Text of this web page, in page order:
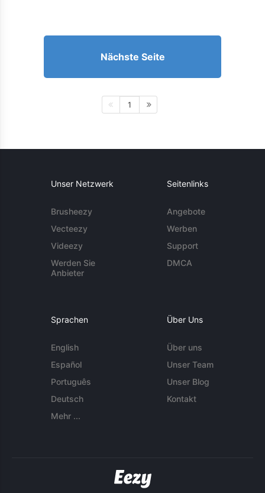
Nächste Seite
1
Unser Netzwerk
Brusheezy
Vecteezy
Videezy
Werden Sie
Anbieter
Seitenlinks
Angebote
Werben
Support
DMCA
Sprachen
English
Español
Português
Deutsch
Mehr ...
Über Uns
Über uns
Unser Team
Unser Blog
Kontakt